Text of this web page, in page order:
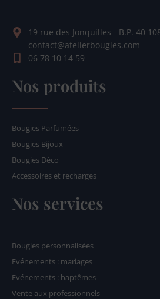
19 rue des Jonquilles - B.P. 40
contact@atelierbougies.com
06 78 10 14 59
Nos produits
Bougies Parfumées
Bougies Bijoux
Bougies Déco
Accessoires et recharges
Nos services
Bougies personnalisées
Evénements : mariages
Evénements : baptêmes
Vente aux professionnels